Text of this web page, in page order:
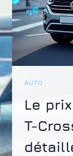
AUTO
Le
T-